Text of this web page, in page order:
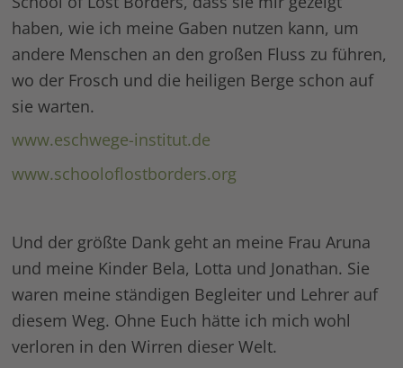
haben, wie ich meine Gaben nutzen kann, um
andere Menschen an den großen Fluss zu führen,
wo der Frosch und die heiligen Berge schon auf
sie warten.
www.eschwege-institut.de
www.schooloflostborders.org
Und der größte Dank geht an meine Frau Aruna
und meine Kinder Bela, Lotta und Jonathan. Sie
waren meine ständigen Begleiter und Lehrer auf
diesem Weg. Ohne Euch hätte ich mich wohl
verloren in den Wirren dieser Welt.